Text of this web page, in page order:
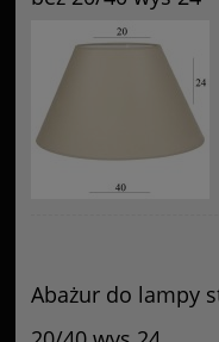
Abażur do lampy